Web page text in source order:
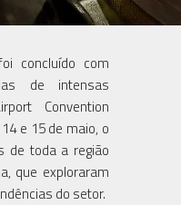
concluído com
de intensas
Convention
e 15 de maio, o
de toda a região
que exploraram
do setor.